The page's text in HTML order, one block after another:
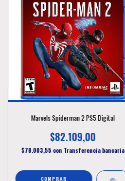
Marvels Spiderman 2 PS5 Digital
$82.109,00
$78.003,55 con Transferencia bancaria